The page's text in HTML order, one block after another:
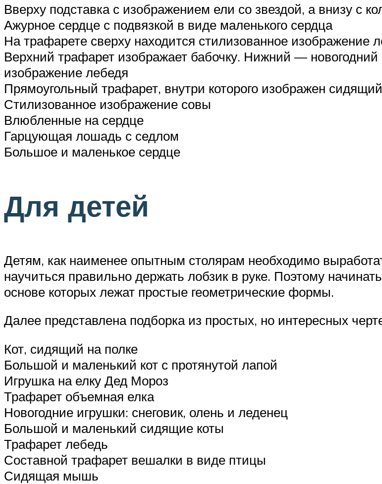
Вверху подставка с изображением ели со звездой, а внизу с
Ажурное сердце с подвязкой в виде маленького сердца
На трафарете сверху находится стилизованное
Верхний трафарет изображает бабочку. Нижний —
изображение лебедя
Прямоугольный трафарет, внутри которого изображен
Стилизованное изображение совы
Влюбленные на сердце
Гарцующая лошадь с седлом
Большое и маленькое сердце
Для детей
Детям, как наименее опытным столярам необходимо
научиться правильно держать лобзик в руке. Поэтому
основе которых лежат простые геометрические формы.
Далее представлена подборка из простых, но интересных
Кот, сидящий на полке
Большой и маленький кот с протянутой лапой
Игрушка на елку Дед Мороз
Трафарет объемная елка
Новогодние игрушки: снеговик, олень и леденец
Большой и маленький сидящие коты
Трафарет лебедь
Составной трафарет вешалки в виде птицы
Сидящая мышь